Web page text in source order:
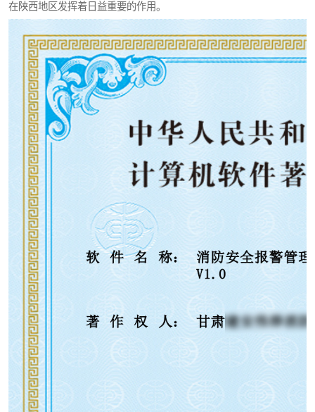
在陕西地区发挥着日益重要的作用。